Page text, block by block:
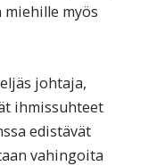
myös
johtaja,
ihmissuhteet
edistävät
vahingoita